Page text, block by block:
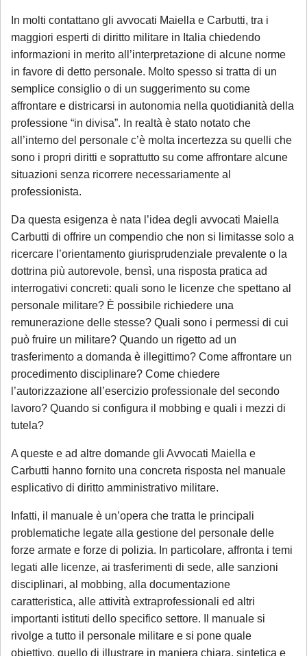
In molti contattano gli avvocati Maiella e Carbutti, tra i
maggiori esperti di diritto militare in Italia chiedendo
informazioni in merito all’interpretazione di alcune norme
in favore di detto personale. Molto spesso si tratta di un
semplice consiglio o di un suggerimento su come
affrontare e districarsi in autonomia nella quotidianità della
professione “in divisa”. In realtà è stato notato che
all’interno del personale c’è molta incertezza su quelli che
sono i propri diritti e soprattutto su come affrontare alcune
situazioni senza ricorrere necessariamente al
professionista.
Da questa esigenza è nata l’idea degli avvocati Maiella
Carbutti di offrire un compendio che non si limitasse solo a
ricercare l’orientamento giurisprudenziale prevalente o la
dottrina più autorevole, bensì, una risposta pratica ad
interrogativi concreti: quali sono le licenze che spettano al
personale militare? È possibile richiedere una
remunerazione delle stesse? Quali sono i permessi di cui
può fruire un militare? Quando un rigetto ad un
trasferimento a domanda è illegittimo? Come affrontare un
procedimento disciplinare? Come chiedere
l’autorizzazione all’esercizio professionale del secondo
lavoro? Quando si configura il mobbing e quali i mezzi di
tutela?
A queste e ad altre domande gli Avvocati Maiella e
Carbutti hanno fornito una concreta risposta nel manuale
esplicativo di diritto amministrativo militare.
Infatti, il manuale è un’opera che tratta le principali
problematiche legate alla gestione del personale delle
forze armate e forze di polizia. In particolare, affronta i temi
legati alle licenze, ai trasferimenti di sede, alle sanzioni
disciplinari, al mobbing, alla documentazione
caratteristica, alle attività extraprofessionali ed altri
importanti istituti dello specifico settore. Il manuale si
rivolge a tutto il personale militare e si pone quale
obiettivo, quello di illustrare in maniera chiara, sintetica e